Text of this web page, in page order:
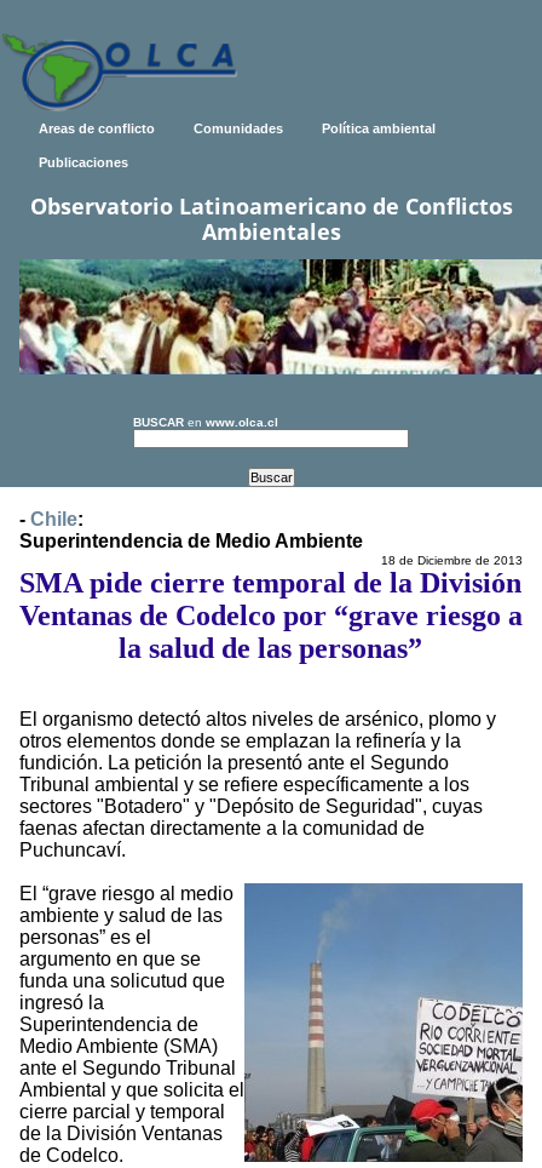
Areas de conflicto Comunidades Política ambiental
Publicaciones
Observatorio Latinoamericano de Conflictos
Ambientales
BUSCAR en www.olca.cl
- Chile:
Superintendencia de Medio Ambiente
18 de Diciembre de 2013
SMA pide cierre temporal de la División
Ventanas de Codelco por “grave riesgo a
la salud de las personas”
El organismo detectó altos niveles de arsénico, plomo y
otros elementos donde se emplazan la refinería y la
fundición. La petición la presentó ante el Segundo
Tribunal ambiental y se refiere específicamente a los
sectores "Botadero" y "Depósito de Seguridad", cuyas
faenas afectan directamente a la comunidad de
Puchuncaví.
El “grave riesgo al medio
ambiente y salud de las
personas” es el
argumento en que se
funda una solicutud que
ingresó la
Superintendencia de
Medio Ambiente (SMA)
ante el Segundo Tribunal
Ambiental y que solicita el
cierre parcial y temporal
de la División Ventanas
de Codelco.